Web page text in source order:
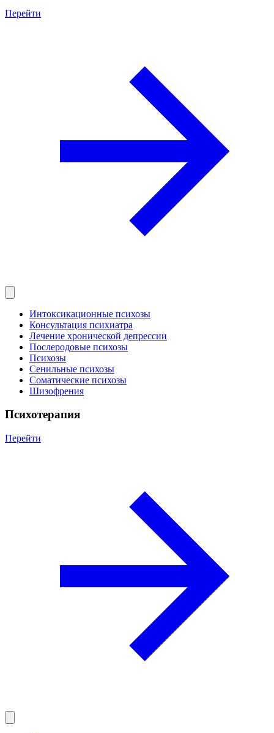
Перейти
Интоксикационные психозы
Консультация психиатра
Лечение хронической депрессии
Послеродовые психозы
Психозы
Сенильные психозы
Соматические психозы
Шизофрения
Психотерапия
Перейти